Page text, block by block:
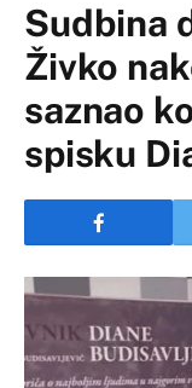
Sudbina
Živko
saznao
spisku